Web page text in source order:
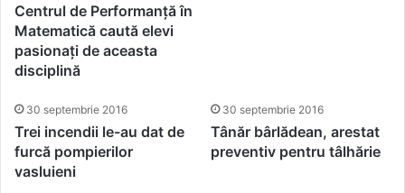
Centrul de Performanță în
Matematică caută elevi
pasionați de aceasta
disciplină
30 septembrie 2016
Trei incendii le-au dat de
furcă pompierilor
vasluieni
30 septembrie 2016
Tânăr bârlădean, arestat
preventiv pentru tâlhărie